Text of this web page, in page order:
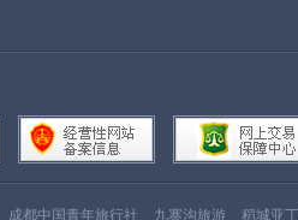
成都中国青年旅行社 九寨沟旅游 稻城亚